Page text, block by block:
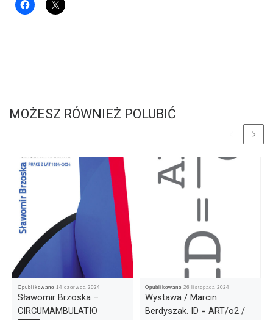
MOŻESZ RÓWNIEŻ POLUBIĆ
Opublikowano 14 czerwca 2024
Sławomir Brzoska –
CIRCUMAMBULATIO
Opublikowano 26 listopada 2024
Wystawa / Marcin
Berdyszak. ID = ART/o2 /